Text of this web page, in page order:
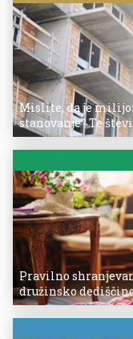
Mislite, da je
stanovanje? Te
Pravilno
družinsko